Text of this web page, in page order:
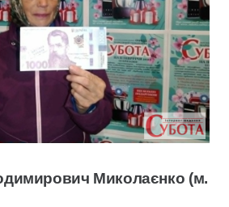
Миколаєнко (м.